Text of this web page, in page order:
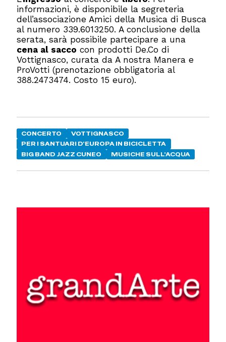
informazioni, è disponibile la segreteria
dell’associazione Amici della Musica di Busca
al numero 339.6013250. A conclusione della
serata, sarà possibile partecipare a una
cena al sacco con prodotti De.Co di
Vottignasco, curata da A nostra Manera e
ProVotti (prenotazione obbligatoria al
388.2473474. Costo 15 euro).
CONCERTO
VOTTIGNASCO
PER I SANTUARI D'EUROPA IN BICICLETTA
BIG BAND JAZZ CUNEO
MUSICHE SULL'ACQUA